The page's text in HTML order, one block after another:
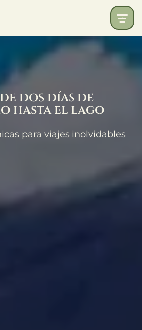
dos días de
hasta el lago
para viajes inolvidables